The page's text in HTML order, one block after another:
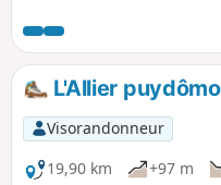
L'Allier
Visorandonneur
19,90 km
+97 m